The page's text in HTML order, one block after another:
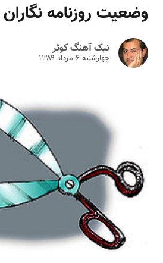
وضعیت روزنامه نگاران
نیک آهنگ کوثر
چهارشنبه ۶ مرداد ۱۳۸۹